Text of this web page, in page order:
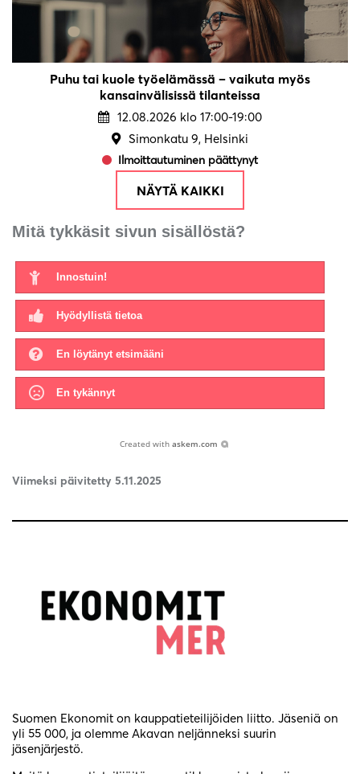
Puhu tai kuole työelämässä – vaikuta myös
kansainvälisissä tilanteissa
12.08.2026 klo 17:00-19:00
Simonkatu 9, Helsinki
Ilmoittautuminen päättynyt
NÄYTÄ KAIKKI
Mitä tykkäsit sivun sisällöstä?
Innostuin!
Hyödyllistä tietoa
En löytänyt etsimääni
En tykännyt
Created with askem.com
Viimeksi päivitetty 5.11.2025
Suomen Ekonomit on kauppatieteilijöiden liitto. Jäseniä on
yli 55 000, ja olemme Akavan neljänneksi suurin
jäsenjärjestö.